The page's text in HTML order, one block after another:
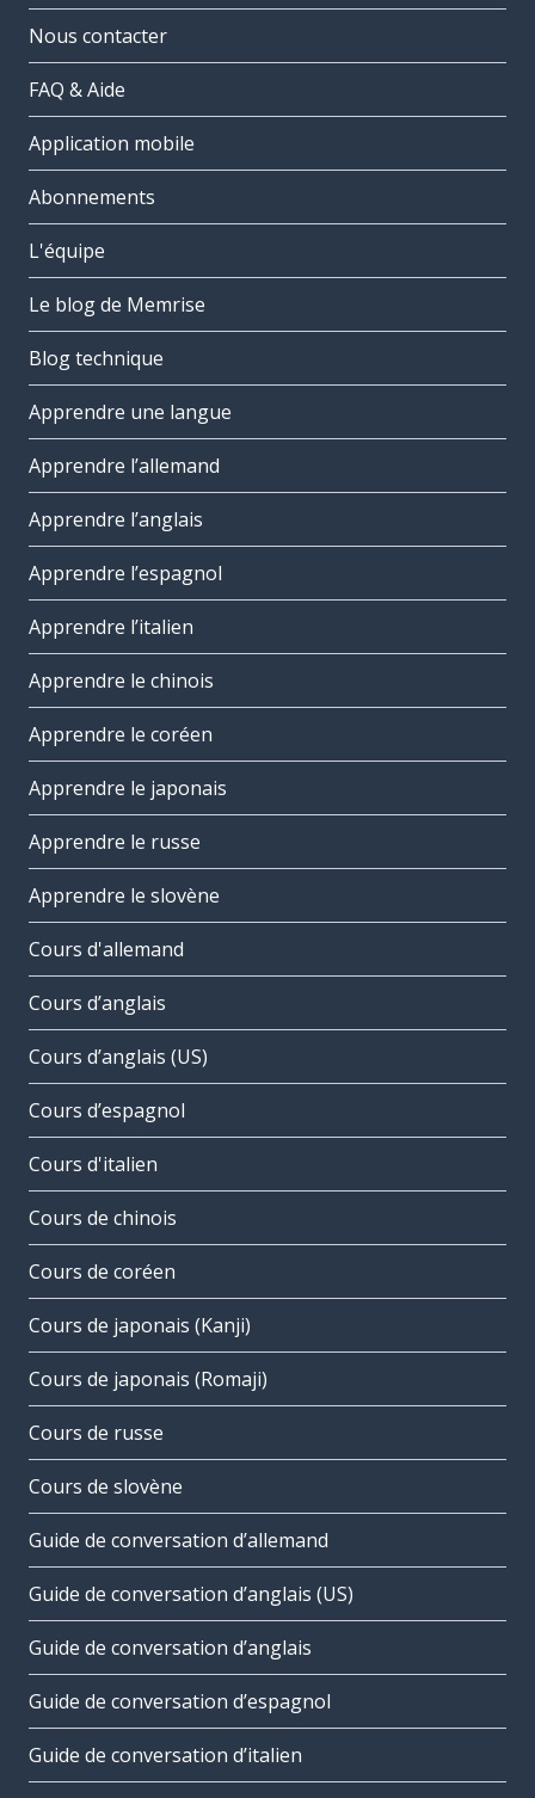
Nous contacter
FAQ & Aide
Application mobile
Abonnements
L'équipe
Le blog de Memrise
Blog technique
Apprendre une langue
Apprendre l’allemand
Apprendre l’anglais
Apprendre l’espagnol
Apprendre l’italien
Apprendre le chinois
Apprendre le coréen
Apprendre le japonais
Apprendre le russe
Apprendre le slovène
Cours d'allemand
Cours d’anglais
Cours d’anglais (US)
Cours d’espagnol
Cours d'italien
Cours de chinois
Cours de coréen
Cours de japonais (Kanji)
Cours de japonais (Romaji)
Cours de russe
Cours de slovène
Guide de conversation d’allemand
Guide de conversation d’anglais (US)
Guide de conversation d’anglais
Guide de conversation d’espagnol
Guide de conversation d’italien